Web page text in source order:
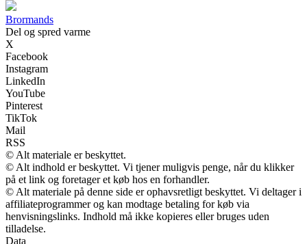
Brormands
Del og spred varme
X
Facebook
Instagram
LinkedIn
YouTube
Pinterest
TikTok
Mail
RSS
© Alt materiale er beskyttet.
© Alt indhold er beskyttet. Vi tjener muligvis penge, når du klikker
på et link og foretager et køb hos en forhandler.
© Alt materiale på denne side er ophavsretligt beskyttet. Vi deltager i
affiliateprogrammer og kan modtage betaling for køb via
henvisningslinks. Indhold må ikke kopieres eller bruges uden
tilladelse.
Data